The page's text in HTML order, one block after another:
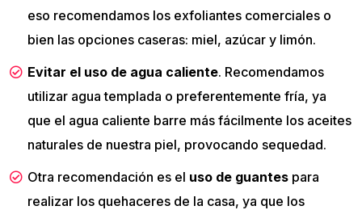
eso recomendamos los exfoliantes comerciales o
bien las opciones caseras: miel, azúcar y limón.
Evitar el uso de agua caliente. Recomendamos
utilizar agua templada o preferentemente fría, ya
que el agua caliente barre más fácilmente los aceites
naturales de nuestra piel, provocando sequedad.
Otra recomendación es el uso de guantes para
realizar los quehaceres de la casa, ya que los